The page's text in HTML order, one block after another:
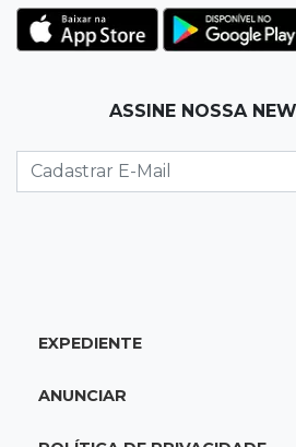
Athletico vence Santos por 2
lugar no Brasileirão
Oportunidades
com salários de até R$ 10,2 mil
18:15Nubank Parque
rodada do Brasileirão
ASSINE NOSSA
EXPEDIENTE
ANUNCIAR